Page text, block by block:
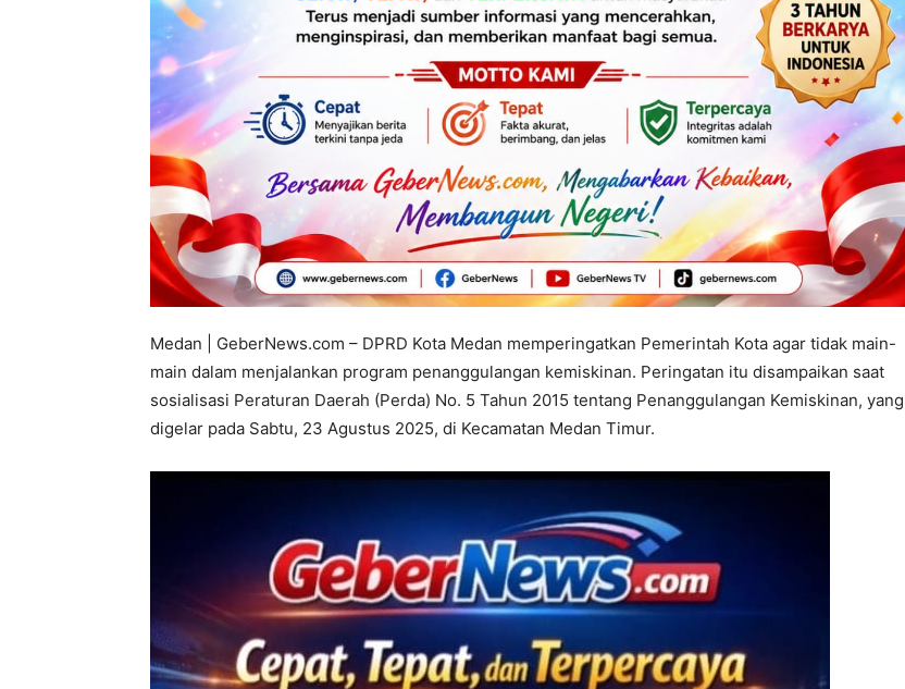
Medan | GeberNews.com – DPRD Kota Medan memperingatkan Pemerintah Kota agar tidak main-
main dalam menjalankan program penanggulangan kemiskinan. Peringatan itu disampaikan saat
sosialisasi Peraturan Daerah (Perda) No. 5 Tahun 2015 tentang Penanggulangan Kemiskinan, yang
digelar pada Sabtu, 23 Agustus 2025, di Kecamatan Medan Timur.